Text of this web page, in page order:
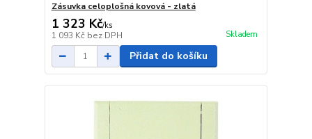
Zásuvka celoplošná kovová - zlatá
1 323 Kč/ks
1 093 Kč bez DPH Skladem
Přidat do košíku